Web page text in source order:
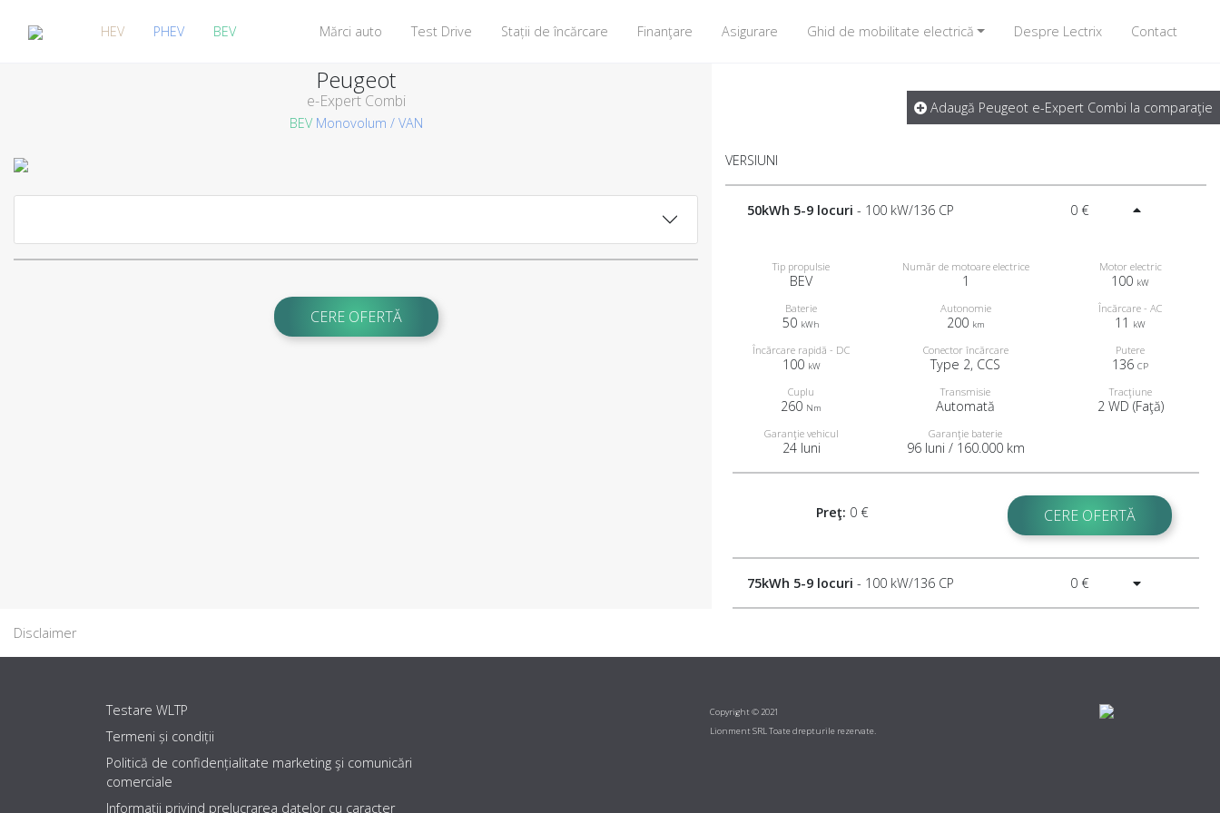
HEV PHEV BEV Mărci auto Test Drive Stații de încărcare Finanţare Asigurare Ghid de mobilitate electrică Despre Lectrix Contact
Peugeot
e-Expert Combi
BEV Monovolum / VAN
Adaugă Peugeot e-Expert Combi la comparaţie
CERE OFERTĂ
VERSIUNI
50kWh 5-9 locuri - 100 kW/136 CP 0 €
Tip propulsie
BEV
Număr de motoare electrice
1
Motor electric
100 kW
Baterie
50 kWh
Autonomie
200 km
Încărcare - AC
11 kW
Încărcare rapidă - DC
100 kW
Conector încărcare
Type 2, CCS
Putere
136 CP
Cuplu
260 Nm
Transmisie
Automată
Tracţiune
2 WD (Faţă)
Garanţie vehicul
24 luni
Garanţie baterie
96 luni / 160.000 km
Preţ: 0 € CERE OFERTĂ
75kWh 5-9 locuri - 100 kW/136 CP 0 €
Disclaimer
Testare WLTP
Termeni și condiții
Politică de confidențialitate marketing şi comunicări
comerciale
Informaţii privind prelucrarea datelor cu caracter
Copyright © 2021
Lionment SRL Toate drepturile rezervate.